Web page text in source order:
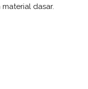
Chefdasar.